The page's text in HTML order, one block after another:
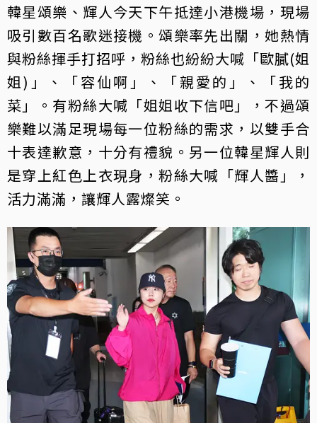
韓星頌樂、輝人今天下午抵達小港機場，現場
吸引數百名歌迷接機。頌樂率先出關，她熱情
與粉絲揮手打招呼，粉絲也紛紛大喊「歐膩(姐
姐)」、「容仙啊」、「親愛的」、「我的
菜」。有粉絲大喊「姐姐收下信吧」，不過頌
樂難以滿足現場每一位粉絲的需求，以雙手合
十表達歉意，十分有禮貌。另一位韓星輝人則
是穿上紅色上衣現身，粉絲大喊「輝人醬」，
活力滿滿，讓輝人露燦笑。